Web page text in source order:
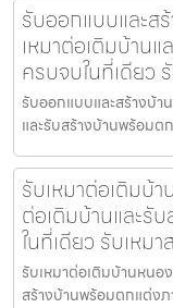
รับออกแบบและส
เหมาต่อเติมบ้าน
ครบจบในที่เดียว
รับออกแบบและสร้างบ้า
และรับสร้างบ้านพร้อมต
รับเหมาต่อเติมบ้
ต่อเติมบ้านและรั
ในที่เดียว รับเหม
รับเหมาต่อเติมบ้านหนอ
สร้างบ้านพร้อมตกแต่งภ